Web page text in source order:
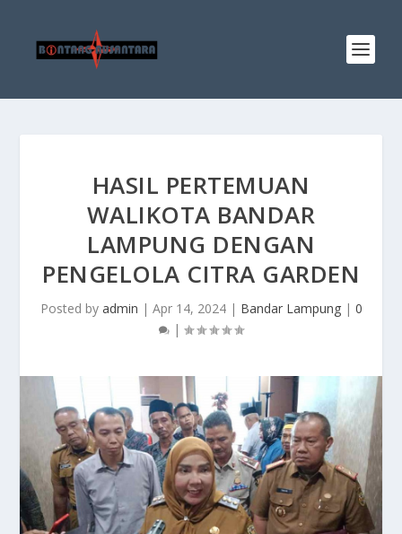
HASIL PERTEMUAN
WALIKOTA BANDAR
LAMPUNG DENGAN
PENGELOLA CITRA GARDEN
Posted by admin | Apr 14, 2024| Bandar Lampung| 0
|